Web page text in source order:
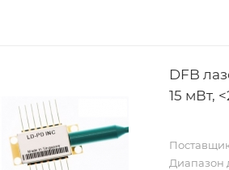
DFB
15 мВт,
Диапазон